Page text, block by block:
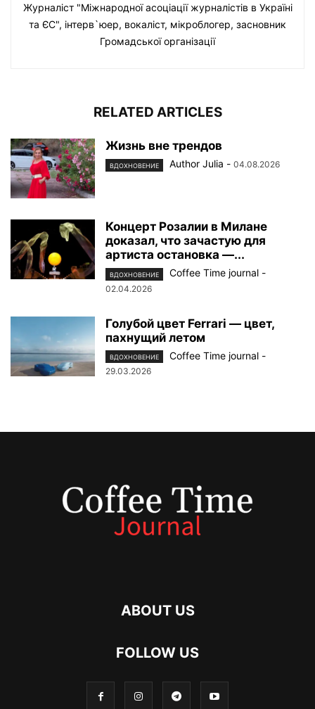
Журналіст "Міжнародної асоціації журналістів в Україні
та ЄС", інтерв`юер, вокаліст, мікроблогер, засновник
Громадської організації
RELATED ARTICLES
Жизнь вне трендов
ВДОХНОВЕНИЕ Author Julia - 04.08.2026
Концерт Розалии в Милане
доказал, что зачастую для
артиста остановка —...
ВДОХНОВЕНИЕ Coffee Time journal -
02.04.2026
Голубой цвет Ferrari — цвет,
пахнущий летом
ВДОХНОВЕНИЕ Coffee Time journal -
29.03.2026
ABOUT US
FOLLOW US